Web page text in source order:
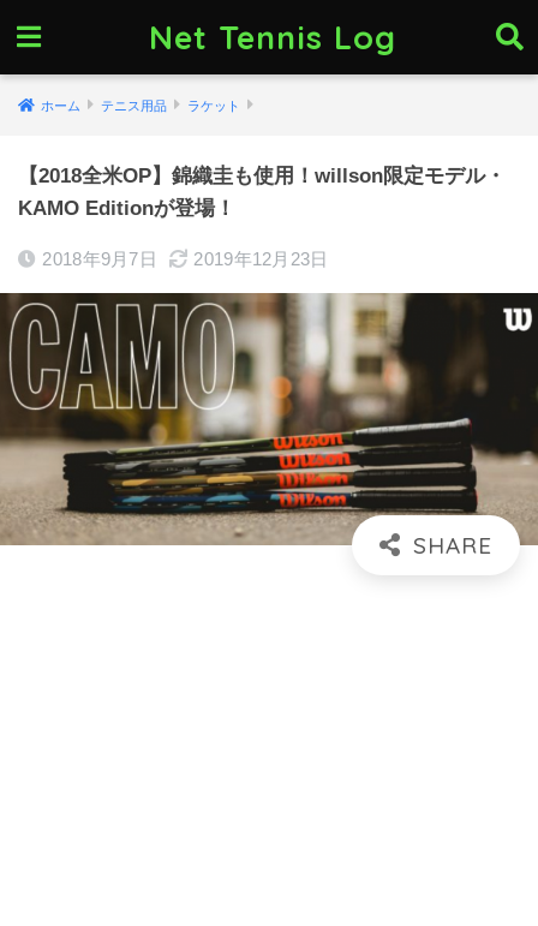
Net Tennis Log
ホーム テニス用品 ラケット
【2018全米OP】錦織圭も使用！willson限定モデル・
KAMO Editionが登場！
2018年9月7日 2019年12月23日